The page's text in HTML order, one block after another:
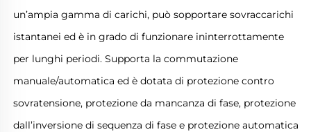
un’ampia gamma di carichi, può sopportare sovraccarichi
istantanei ed è in grado di funzionare ininterrottamente
per lunghi periodi. Supporta la commutazione
manuale/automatica ed è dotata di protezione contro
sovratensione, protezione da mancanza di fase, protezione
dall’inversione di sequenza di fase e protezione automatica